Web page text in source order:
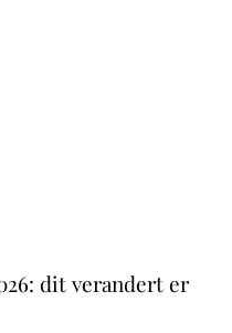
dit verandert er